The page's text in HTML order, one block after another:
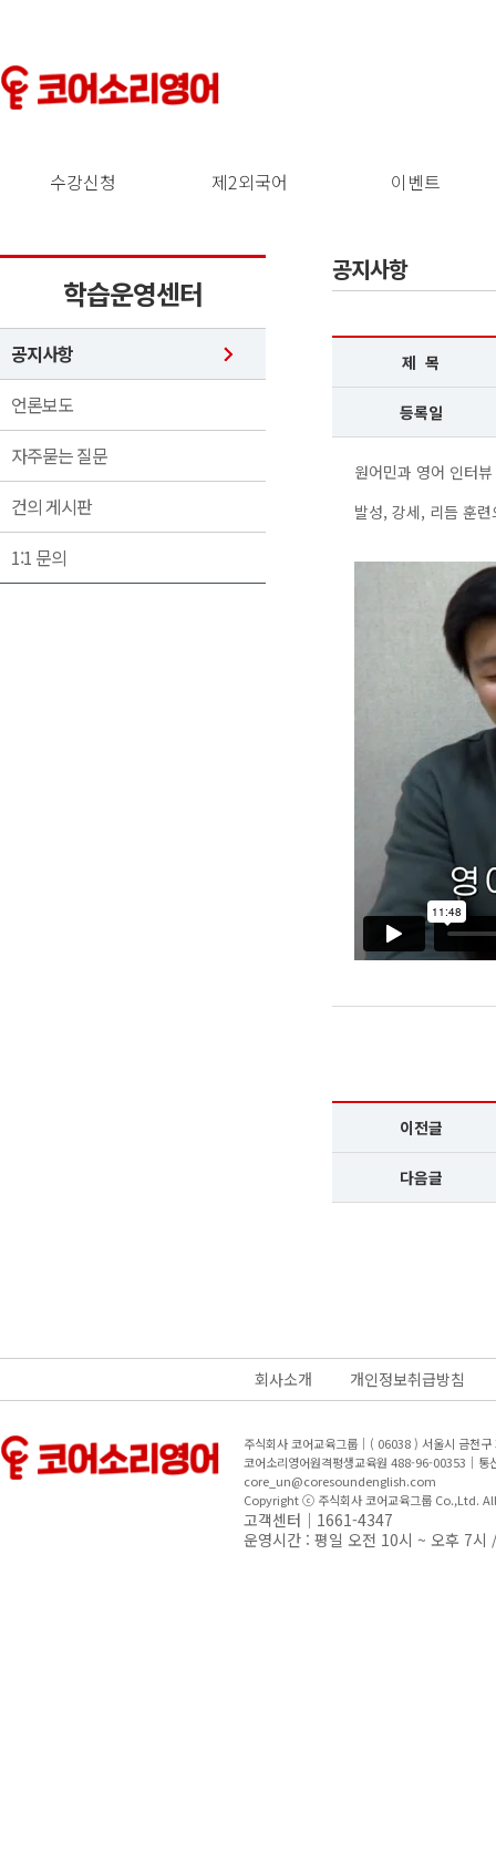
수강신청 제2외국어 이벤트
학습운영센터
공지사항
언론보도
자주묻는 질문
건의 게시판
1:1 문의
공지사항
제 목
등록일
원어민과 영어 인터
발성, 강세, 리듬 훈
이전글
다음글
회사소개 개인정보취급방침
주식회사 코어교육그룹｜( 06038 ) 서울시 금천
코어소리영어원격평생교육원 488-96-00353｜
core_un@coresoundenglish.com
Copyright ⓒ 주식회사 코어교육그룹 Co.,Ltd.
고객센터｜1661-4347
운영시간 : 평일 오전 10시 ~ 오후 7